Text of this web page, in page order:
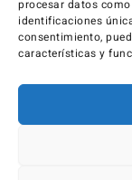
procesar datos
identificaciones
consentimiento,
características y